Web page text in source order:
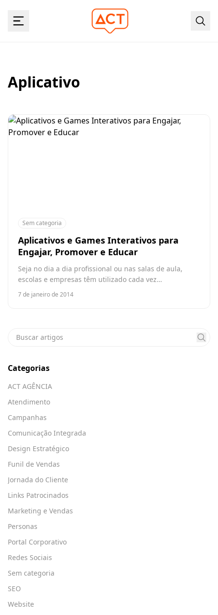
Aplicativo
Sem categoria
Aplicativos e Games Interativos para
Engajar, Promover e Educar
Seja no dia a dia profissional ou nas salas de aula,
escolas e empresas têm utilizado cada vez…
7 de janeiro de 2014
Categorias
ACT AGÊNCIA
Atendimento
Campanhas
Comunicação Integrada
Design Estratégico
Funil de Vendas
Jornada do Cliente
Links Patrocinados
Marketing e Vendas
Personas
Portal Corporativo
Redes Sociais
Sem categoria
SEO
Website